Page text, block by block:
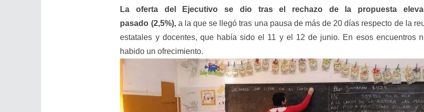
La oferta del Ejecutivo se dio tras el rechazo de la propuesta
pasado (2,5%), a la que se llegó tras una pausa de más de 20 días respecto de la
estatales y docentes, que había sido el 11 y el 12 de junio. En esos encuentros
habido un ofrecimiento.